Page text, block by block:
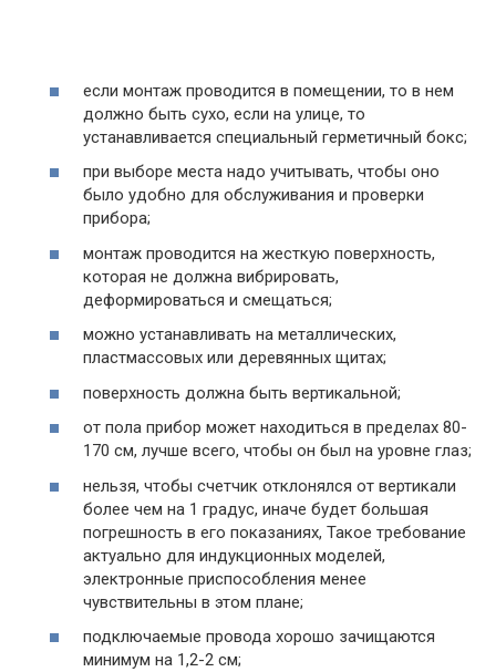
если монтаж проводится в помещении, то в нем
должно быть сухо, если на улице, то
устанавливается специальный герметичный бокс;
при выборе места надо учитывать, чтобы оно
было удобно для обслуживания и проверки
прибора;
монтаж проводится на жесткую поверхность,
которая не должна вибрировать,
деформироваться и смещаться;
можно устанавливать на металлических,
пластмассовых или деревянных щитах;
поверхность должна быть вертикальной;
от пола прибор может находиться в пределах 80-
170 см, лучше всего, чтобы он был на уровне глаз;
нельзя, чтобы счетчик отклонялся от вертикали
более чем на 1 градус, иначе будет большая
погрешность в его показаниях, Такое требование
актуально для индукционных моделей,
электронные приспособления менее
чувствительны в этом плане;
подключаемые провода хорошо зачищаются
минимум на 1,2-2 см;